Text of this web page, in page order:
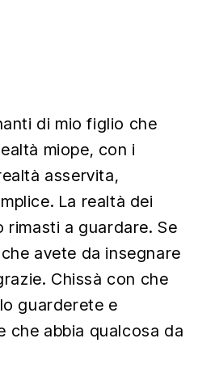
di mio figlio che
miope, con i
asservita,
La realtà dei
rimasti a guardare. Se
avete da insegnare
Chissà con che
guarderete e
che abbia qualcosa da